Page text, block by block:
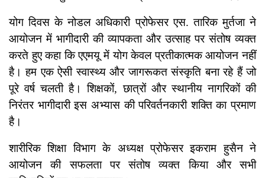
योग दिवस के नोडल अधिकारी प्रोफेसर एस. तारिक मुर्तजा ने
आयोजन में भागीदारी की व्यापकता और उत्साह पर संतोष व्यक्त
करते हुए कहा कि एएमयू में योग केवल प्रतीकात्मक आयोजन नहीं
है। हम एक ऐसी स्वास्थ्य और जागरूकत संस्कृति बना रहे हैं जो
पूरे वर्ष चलती है। शिक्षकों, छात्रों और स्थानीय नागरिकों की
निरंतर भागीदारी इस अभ्यास की परिवर्तनकारी शक्ति का प्रमाण
है।
शारीरिक शिक्षा विभाग के अध्यक्ष प्रोफेसर इकराम हुसैन ने
आयोजन की सफलता पर संतोष व्यक्त किया और सभी